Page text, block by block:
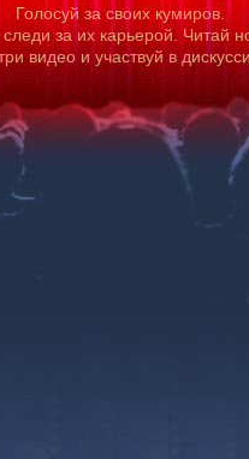
Голосуй за своих кумиров.
за их карьерой. Читай
видео и участвуй в